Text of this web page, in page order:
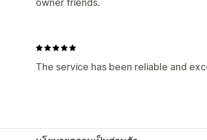
The service has been reliable and